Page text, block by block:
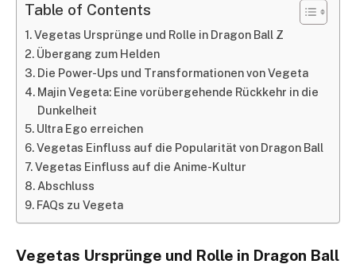
Table of Contents
Vegetas Ursprünge und Rolle in Dragon Ball Z
Übergang zum Helden
Die Power-Ups und Transformationen von Vegeta
Majin Vegeta: Eine vorübergehende Rückkehr in die
Dunkelheit
Ultra Ego erreichen
Vegetas Einfluss auf die Popularität von Dragon Ball
Vegetas Einfluss auf die Anime-Kultur
Abschluss
FAQs zu Vegeta
Vegetas Ursprünge und Rolle in Dragon Ball